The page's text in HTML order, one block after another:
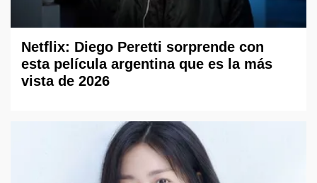
Netflix: Diego Peretti sorprende con
esta película argentina que es la más
vista de 2026